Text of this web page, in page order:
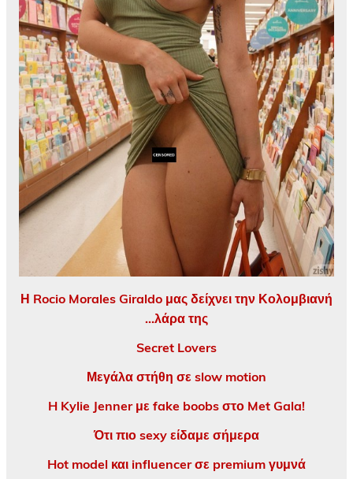
Η Rocio Morales Giraldo μας δείχνει την Κολομβιανή
…λάρα της
Secret Lovers
Μεγάλα στήθη σε slow motion
H Kylie Jenner με fake boobs στο Met Gala!
Ότι πιο sexy είδαμε σήμερα
Hot model και influencer σε premium γυμνά